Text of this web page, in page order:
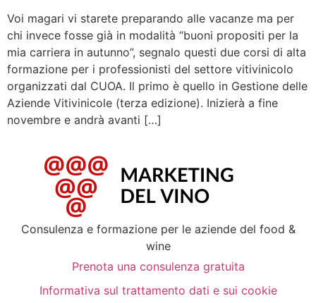
Voi magari vi starete preparando alle vacanze ma per
chi invece fosse già in modalità “buoni propositi per la
mia carriera in autunno”, segnalo questi due corsi di alta
formazione per i professionisti del settore vitivinicolo
organizzati dal CUOA. Il primo è quello in Gestione delle
Aziende Vitivinicole (terza edizione). Inizierà a fine
novembre e andrà avanti […]
Consulenza e formazione per le aziende del food &
wine
Prenota una consulenza gratuita
Informativa sul trattamento dati e sui cookie